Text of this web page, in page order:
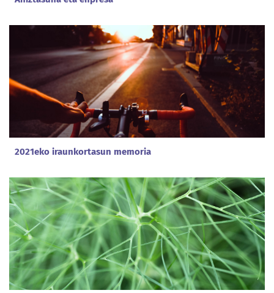
2021eko iraunkortasun memoria